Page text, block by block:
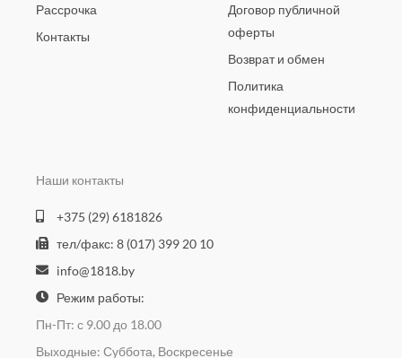
Рассрочка
Контакты
Договор публичной
оферты
Возврат и обмен
Политика
конфиденциальности
Наши контакты
+375 (29) 6181826
тел/факс: 8 (017) 399 20 10
info@1818.by
Режим работы:
Пн-Пт: с 9.00 до 18.00
Выходные: Суббота, Воскресенье